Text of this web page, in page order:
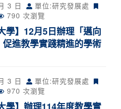
3 日
單位:研究發展處
790 次瀏覽
學】12月5日辦理「邁向
進教學實踐精進的學術
3 日
單位:研究發展處
970 次瀏覽